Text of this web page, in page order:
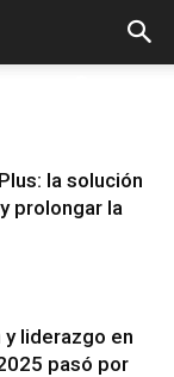
la solución
prolongar la
liderazgo en
pasó por